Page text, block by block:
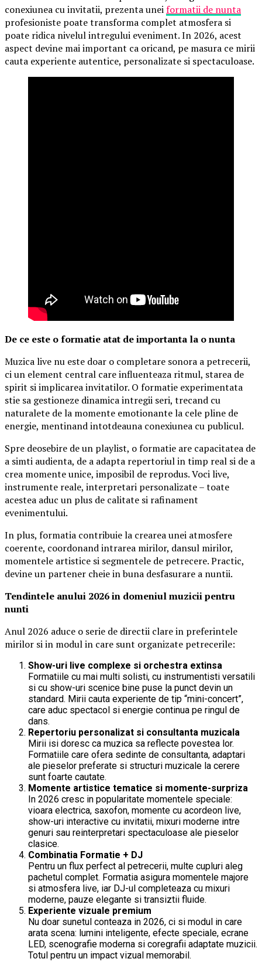
conexiunea cu invitatii, prezenta uneiformatii de nunta
profesioniste poate transforma complet atmosfera si
poate ridica nivelul intregului eveniment. In 2026, acest
aspect devine mai important ca oricand, pe masura ce mirii
cauta experiente autentice, personalizate si spectaculoase.
De ce este o formatie atat de importanta la o nunta
Muzica live nu este doar o completare sonora a petrecerii,
ci un element central care influenteaza ritmul, starea de
spirit si implicarea invitatilor. O formatie experimentata
stie sa gestioneze dinamica intregii seri, trecand cu
naturalete de la momente emotionante la cele pline de
energie, mentinand intotdeauna conexiunea cu publicul.
Spre deosebire de un playlist, o formatie are capacitatea de
a simti audienta, de a adapta repertoriul in timp real si de a
crea momente unice, imposibil de reprodus. Voci live,
instrumente reale, interpretari personalizate – toate
acestea aduc un plus de calitate si rafinament
evenimentului.
In plus, formatia contribuie la crearea unei atmosfere
coerente, coordonand intrarea mirilor, dansul mirilor,
momentele artistice si segmentele de petrecere. Practic,
devine un partener cheie in buna desfasurare a nuntii.
Tendintele anului 2026 in domeniul muzicii pentru
nunti
Anul 2026 aduce o serie de directii clare in preferintele
mirilor si in modul in care sunt organizate petrecerile:
Show-uri live complexe si orchestra extinsa
Formatiile cu mai multi solisti, cu instrumentisti versatili
si cu show-uri scenice bine puse la punct devin un
standard. Mirii cauta experiente de tip “mini-concert”,
care aduc spectacol si energie continua pe ringul de
dans.
Repertoriu personalizat si consultanta muzicala
Mirii isi doresc ca muzica sa reflecte povestea lor.
Formatiile care ofera sedinte de consultanta, adaptari
ale pieselor preferate si structuri muzicale la cerere
sunt foarte cautate.
Momente artistice tematice si momente-surpriza
In 2026 cresc in popularitate momentele speciale:
vioara electrica, saxofon, momente cu acordeon live,
show-uri interactive cu invitatii, mixuri moderne intre
genuri sau reinterpretari spectaculoase ale pieselor
clasice.
Combinatia Formatie + DJ
Pentru un flux perfect al petrecerii, multe cupluri aleg
pachetul complet. Formatia asigura momentele majore
si atmosfera live, iar DJ-ul completeaza cu mixuri
moderne, pauze elegante si transiztii fluide.
Experiente vizuale premium
Nu doar sunetul conteaza in 2026, ci si modul in care
arata scena: lumini inteligente, efecte speciale, ecrane
LED, scenografie moderna si coregrafii adaptate muzicii.
Totul pentru un impact vizual memorabil.